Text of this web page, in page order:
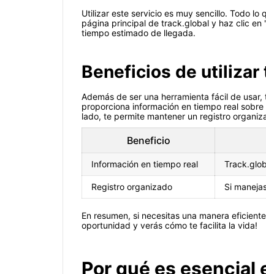
Utilizar este servicio es muy sencillo. Todo
página principal de track.global y haz clic en
tiempo estimado de llegada.
Beneficios de utilizar
Además de ser una herramienta fácil de
proporciona información en tiempo real
lado, te permite mantener un registro
Beneficio
Información en tiempo real
Registro organizado Si
En resumen, si necesitas una manera
oportunidad y verás cómo te facilita la vida!
Por qué es esencial